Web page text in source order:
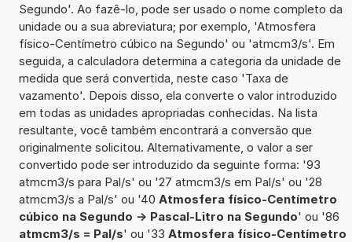
Segundo'. Ao fazê-lo, pode ser usado o nome completo da
unidade ou a sua abreviatura; por exemplo, 'Atmosfera
físico-Centímetro cúbico na Segundo' ou 'atmcm3/s'. Em
seguida, a calculadora determina a categoria da unidade de
medida que será convertida, neste caso 'Taxa de
vazamento'. Depois disso, ela converte o valor introduzido
em todas as unidades apropriadas conhecidas. Na lista
resultante, você também encontrará a conversão que
originalmente solicitou. Alternativamente, o valor a ser
convertido pode ser introduzido da seguinte forma: '93
atmcm3/s para Pal/s' ou '27 atmcm3/s em Pal/s' ou '28
atmcm3/s a Pal/s' ou '40 Atmosfera físico-Centímetro
cúbico na Segundo -> Pascal-Litro na Segundo' ou '86
atmcm3/s = Pal/s' ou '33 Atmosfera físico-Centímetro